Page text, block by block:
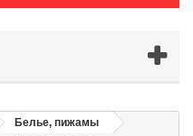
Белье, пижамы